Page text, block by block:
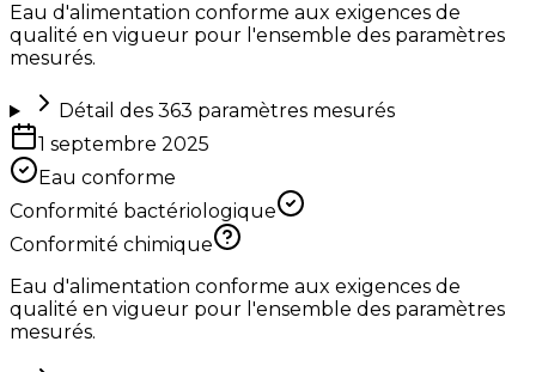
Eau d'alimentation conforme aux exigences de
qualité en vigueur pour l'ensemble des paramètres
mesurés.
Détail des 363 paramètres mesurés
1 septembre 2025
Eau conforme
Conformité bactériologique
Conformité chimique
Eau d'alimentation conforme aux exigences de
qualité en vigueur pour l'ensemble des paramètres
mesurés.